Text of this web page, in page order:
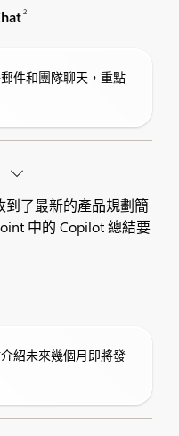
2
件和團隊聊天，重點
到了最新的產品規劃簡
中的 Copilot 總結要
紹未來幾個月即將發